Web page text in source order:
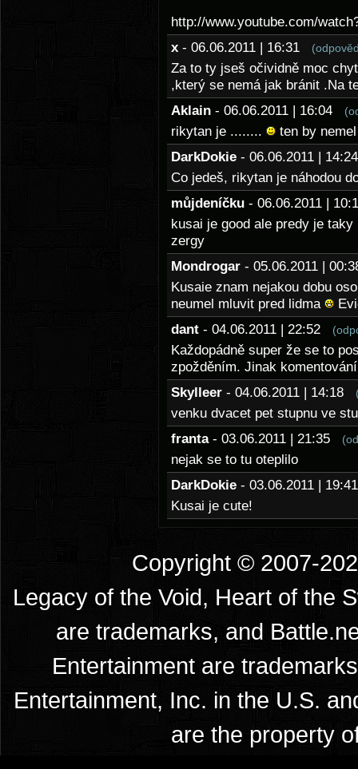
http://www.youtube.com/
x - 06.06.2011 | 16:31
Za to ty jseš očividně moc
,který se nemá jak bránit .Na
Aklain - 06.06.2011 | 16:04
rikytan je ........
ten by
DarkDokie - 06.06.2011 |
Co jedeš, rikytan je náhodou
můjdeníčku - 06.06.2011 |
kusai je good ale predy je
zergy
Mondrogar - 05.06.2011 |
Kusaie znam nejakou dobu
neumel mluvit pred lidma
dant - 04.06.2011 | 22:52
Každopádně super že se to
zpožděním. Jinak
Skylleer - 04.06.2011 | 14:18
venku dvacet pet stupnu ve
franta - 03.06.2011 | 21:35
nejak se to tu oteplilo
DarkDokie - 03.06.2011 |
Kusai je cute!
Copyright © 2007-
Legacy of the Void, Heart of the
are trademarks, and
Entertainment are
Entertainment, Inc. in the U.S.
are the property